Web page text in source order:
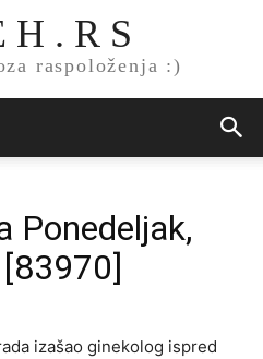
H . R S
raspoloženja :)
Ponedeljak,
izašao ginekolog ispred